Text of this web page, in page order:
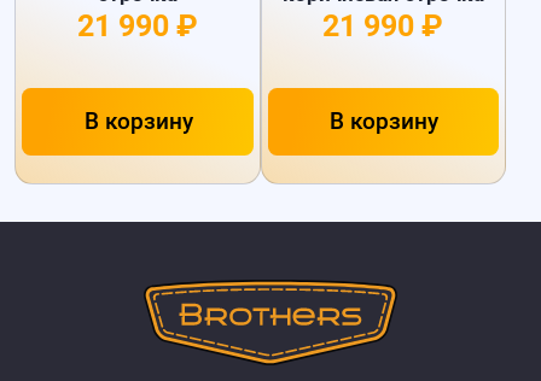
21 990 ₽
В корзину
21 990 ₽
В корзину